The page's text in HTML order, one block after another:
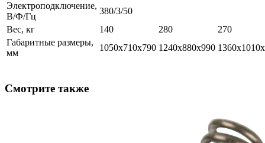
Электроподключение,
В/Ф/Гц
380/3/50
Вес, кг
140 280
270
Габаритные размеры,
мм
1050х710х790 1240х880х990
Смотрите также